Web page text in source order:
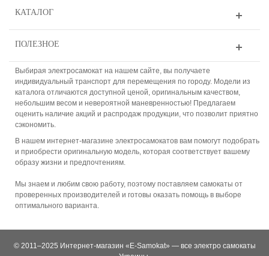
КАТАЛОГ
ПОЛЕЗНОЕ
Выбирая электросамокат на нашем сайте, вы получаете
индивидуальный транспорт для перемещения по городу. Модели из
каталога отличаются доступной ценой, оригинальным качеством,
небольшим весом и невероятной маневренностью! Предлагаем
оценить наличие акций и распродаж продукции, что позволит приятно
сэкономить.
В нашем интернет-магазине электросамокатов вам помогут подобрать
и приобрести оригинальную модель, которая соответствует вашему
образу жизни и предпочтениям.
Мы знаем и любим свою работу, поэтому поставляем самокаты от
проверенных производителей и готовы оказать помощь в выборе
оптимального варианта.
© 2011–2025 Интернет-магазин «E-Samokat» — все электро самокаты